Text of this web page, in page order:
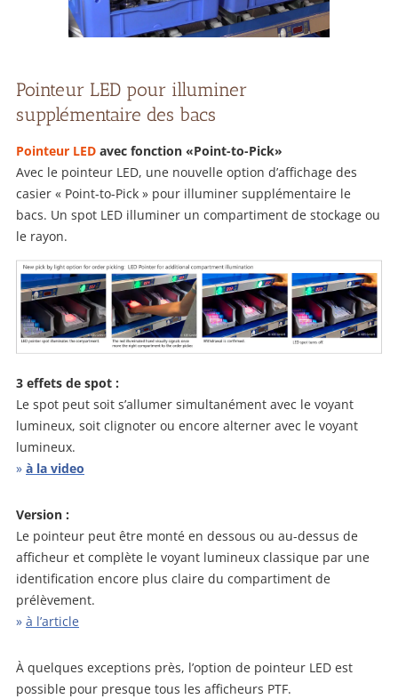
Pointeur LED pour illuminer
supplémentaire des bacs
Pointeur LED avec fonction «Point-to-Pick»
Avec le pointeur LED, une nouvelle option d’affichage des
casier « Point-to-Pick » pour illuminer supplémentaire le
bacs. Un spot LED illuminer un compartiment de stockage ou
le rayon.
3 effets de spot :
Le spot peut soit s’allumer simultanément avec le voyant
lumineux, soit clignoter ou encore alterner avec le voyant
lumineux.
» à la video
Version :
Le pointeur peut être monté en dessous ou au-dessus de
afficheur et complète le voyant lumineux classique par une
identification encore plus claire du compartiment de
prélèvement.
» à l’article
À quelques exceptions près, l’option de pointeur LED est
possible pour presque tous les afficheurs PTF.